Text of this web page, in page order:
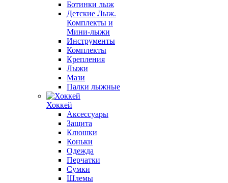
Ботинки лыж
Детские Лыж.
Комплекты и
Мини-лыжи
Инструменты
Комплекты
Крепления
Лыжи
Мази
Палки лыжные
Хоккей
Аксессуары
Защита
Клюшки
Коньки
Одежда
Перчатки
Сумки
Шлемы